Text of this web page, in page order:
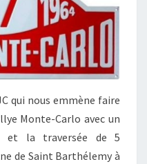
qui nous emmène faire
Monte-Carlo avec un
et la traversée de 5
de Saint Barthélemy à